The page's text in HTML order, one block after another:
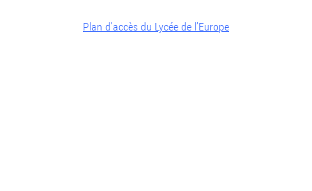
Plan d’accès du Lycée de l’Europe